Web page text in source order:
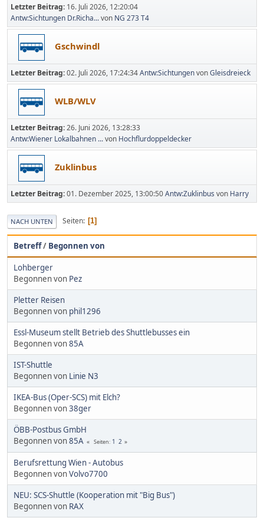
Letzter Beitrag: 16. Juli 2026, 12:20:04
Antw:Sichtungen Dr.Richa...von NG 273 T4
Gschwindl
Letzter Beitrag:02. Juli 2026, 17:24:34Antw:SichtungenvonGleisdreieck
WLB/WLV
Letzter Beitrag:26. Juni 2026, 13:28:33
Antw:Wiener Lokalbahnen ...von Hochflurdoppeldecker
Zuklinbus
Letzter Beitrag:01. Dezember 2025, 13:00:50Antw:Zuklinbus von Harry
NACH UNTEN Seiten 1
Betreff/ Begonnen von
Lohberger
Begonnen von Pez
Pletter Reisen
Begonnen von phil1296
Essl-Museum stellt Betrieb des Shuttlebusses ein
Begonnen von85A
IST-Shuttle
Begonnen von Linie N3
IKEA-Bus (Oper-SCS) mit Elch?
Begonnen von38ger
ÖBB-Postbus GmbH
Begonnen von85A Seiten 1 2
Berufsrettung Wien - Autobus
Begonnen vonVolvo7700
NEU: SCS-Shuttle (Kooperation mit "Big Bus")
Begonnen von RAX